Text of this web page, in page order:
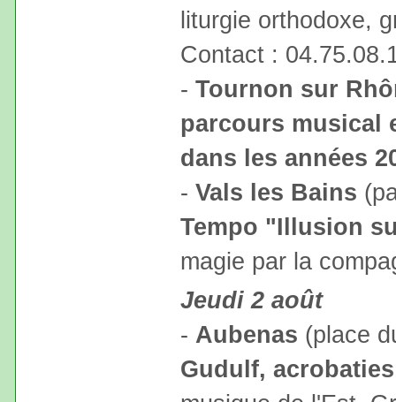
liturgie orthodoxe,
Contact :
- Tournon sur
parcours musical
dans les années
- Vals les Bains
Tempo "Illusion
magie par la
Jeudi 2 août
- Aubenas (place
Gudulf, acrobaties